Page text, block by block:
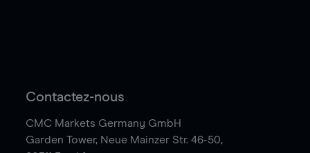
Contactez-nous
CMC Markets Germany GmbH
Garden Tower, Neue Mainzer Str. 46-50,